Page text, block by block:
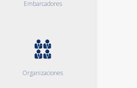
Embarcadores
Organizaciones